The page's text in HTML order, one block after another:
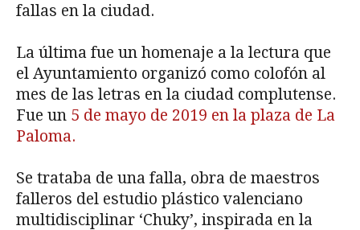
fallas en la ciudad.
La última fue un homenaje a la lectura que
el Ayuntamiento organizó como colofón al
mes de las letras en la ciudad complutense.
Fue un 5 de mayo de 2019 en la plaza de La
Paloma.
Se trataba de una falla, obra de maestros
falleros del estudio plástico valenciano
multidisciplinar ‘Chuky’, inspirada en la